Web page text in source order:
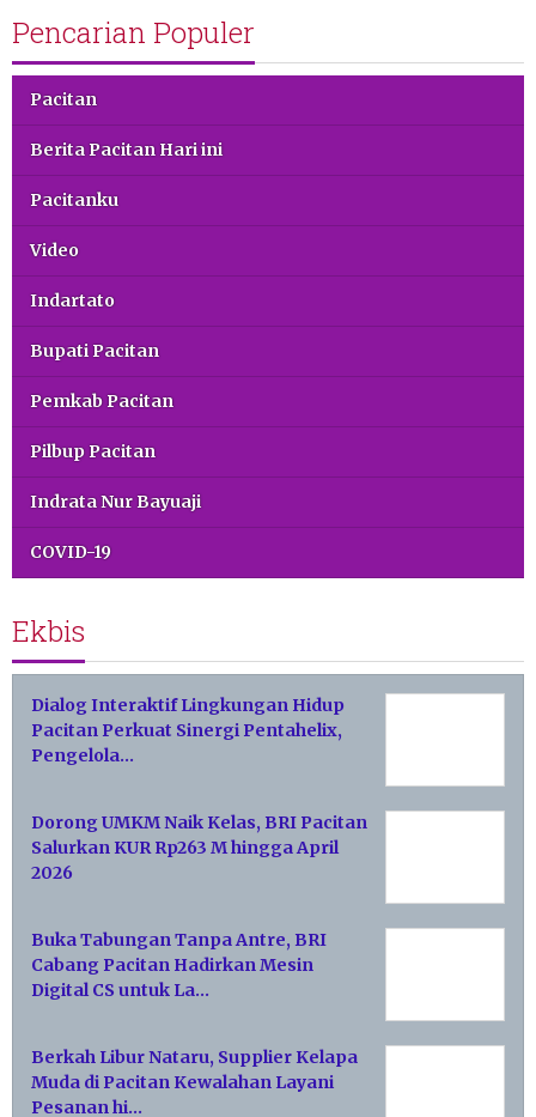
Pencarian Populer
Pacitan
Berita Pacitan Hari ini
Pacitanku
Video
Indartato
Bupati Pacitan
Pemkab Pacitan
Pilbup Pacitan
Indrata Nur Bayuaji
COVID-19
Ekbis
Dialog Interaktif Lingkungan Hidup
Pacitan Perkuat Sinergi Pentahelix,
Pengelola…
Dorong UMKM Naik Kelas, BRI Pacitan
Salurkan KUR Rp263 M hingga April
2026
Buka Tabungan Tanpa Antre, BRI
Cabang Pacitan Hadirkan Mesin
Digital CS untuk La…
Berkah Libur Nataru, Supplier Kelapa
Muda di Pacitan Kewalahan Layani
Pesanan hi…